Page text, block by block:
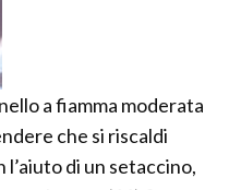
a fiamma moderata
che si riscaldi
di un setaccino,